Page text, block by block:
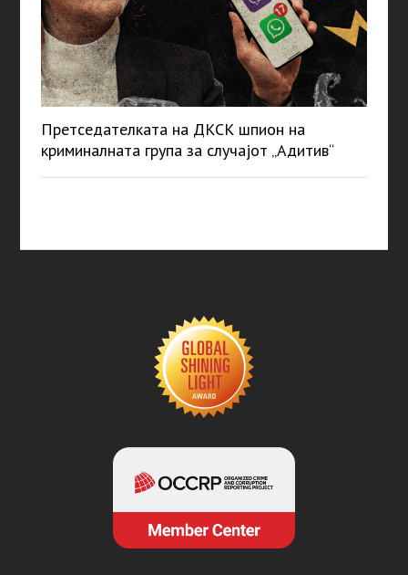
Претседателката на ДКСК шпион на
криминалната група за случајот „Адитив“